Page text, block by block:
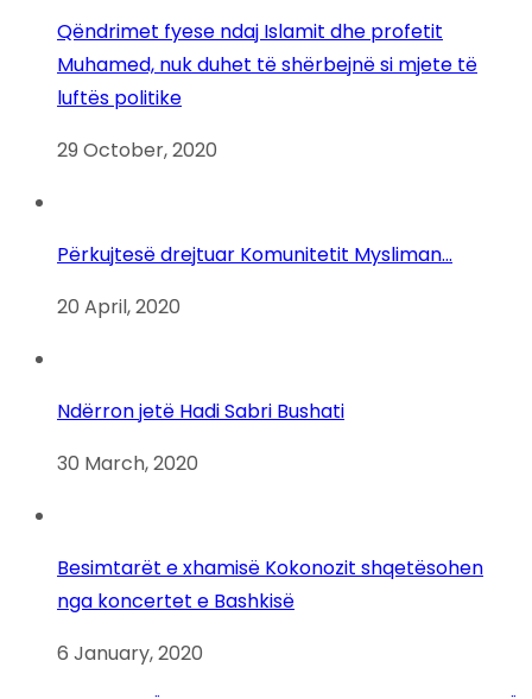
Qëndrimet fyese ndaj Islamit dhe profetit
Muhamed, nuk duhet të shërbejnë si mjete të
luftës politike
29 October, 2020
Përkujtesë drejtuar Komunitetit Mysliman…
20 April, 2020
Ndërron jetë Hadi Sabri Bushati
30 March, 2020
Besimtarët e xhamisë Kokonozit shqetësohen
nga koncertet e Bashkisë
6 January, 2020